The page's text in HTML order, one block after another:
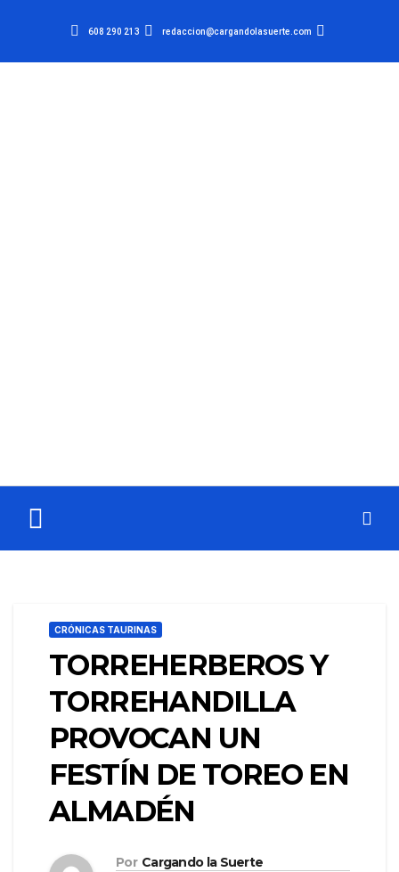
608 290 213 redaccion@cargandolasuerte.com
CRÓNICAS TAURINAS
TORREHERBEROS Y
TORREHANDILLA
PROVOCAN UN
FESTÍN DE TOREO EN
ALMADÉN
Por Cargando la Suerte